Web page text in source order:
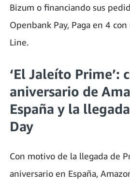
Bizum o financiando sus
Openbank Pay, Paga en 4
Line.
‘El Jaleíto Prime’:
aniversario de
España y la
Day
Con motivo de la llegada de
aniversario en España,